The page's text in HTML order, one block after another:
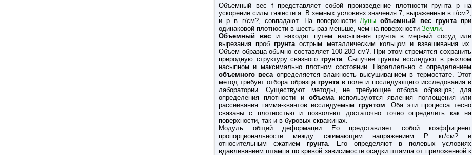
Объемный вес f представляет собой произведение плотности грунта р на
ускорение силы тяжести а. В земных условиях значения 7, выраженные в г/см?,
и р в г/см?, совпадают. На поверхностиЛуны объемный вес грунтапри
одинаковой плотности в шесть раз меньше, чем на поверхности Земли.
Объемный вес и находят путем насыпания грунта в мерный сосуд или
вырезания пробгрунтаострым металлическим кольцом и взвешивания их.
Объем образца обычно составляет 100-200 см?. При этом стремятся сохранить
природную структуру связного грунта. Сыпучие грунты исследуют в рыхлом
насыпном и максимально плотном состоянии. Параллельно с определением
объемного веса определяется влажность высушиванием в термостате. Этот
метод требует отбора образца грунтав поле и последующего исследования в
лаборатории. Существуют методы, не требующие отбора образцов; для
определения плотности и объемаиспользуются явления поглощения или
рассеивания гамма-квантов исследуемым грунтом. Оба эти процесса тесно
связаны с плотностью и позволяют достаточно точно определить как на
поверхности, так и в буровых скважинах.
Модуль общей деформации Ео представляет собой коэффициент
пропорциональности между сжимающим напряжением Р кг/см? и
относительным сжатием грунта. Его определяют в полевых условиях
вдавливанием штампа по кривой зависимости осадки штампа от приложенной к